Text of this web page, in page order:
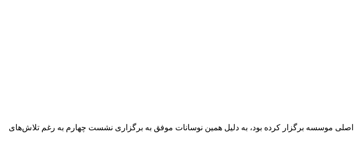
موسسه برگزار کرده بود، به دلیل همین نوسانات موفق به برگزاری نشست چهارم به رغم تلاش‌های